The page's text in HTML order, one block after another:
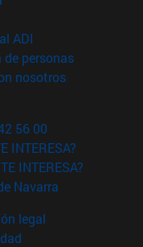
en nueva ventana)
ADI
de personas(abre en
nosotros(abre en
56 00
INTERESA?
INTERESA?
Navarra
legal